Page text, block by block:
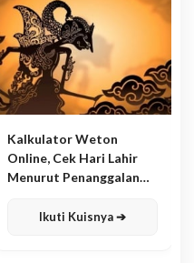
Kalkulator Weton
Online, Cek Hari Lahir
Menurut Penanggalan
Ikuti Kuisnya ➔